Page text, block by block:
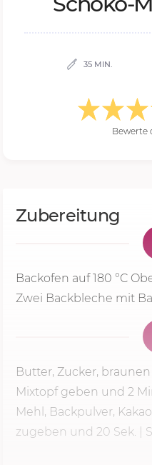
35 MIN.
Bewerte
Zubereitung
Backofen auf180 °C
Zwei Backbleche mit
Butter, Zucker,
Mixtopf geben und 2
Mehl, Backpulver,
zugeben und 20 Sek. |